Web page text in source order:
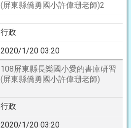
(屏東縣僑勇國小許偉珊老師)2
行政
2020/1/20 03:20
108屏東縣長樂國小愛的書庫研習
(屏東縣僑勇國小許偉珊老師)
行政
2020/1/20 03:20